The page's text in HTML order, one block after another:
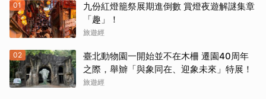
01
九份紅燈籠祭展期進倒數 賞燈夜遊解謎集章
「趣」！
旅遊經
02
臺北動物園一開始並不在木柵 遷園40周年
之際，舉辧「與象同在、迎象未來」特展！
旅遊經